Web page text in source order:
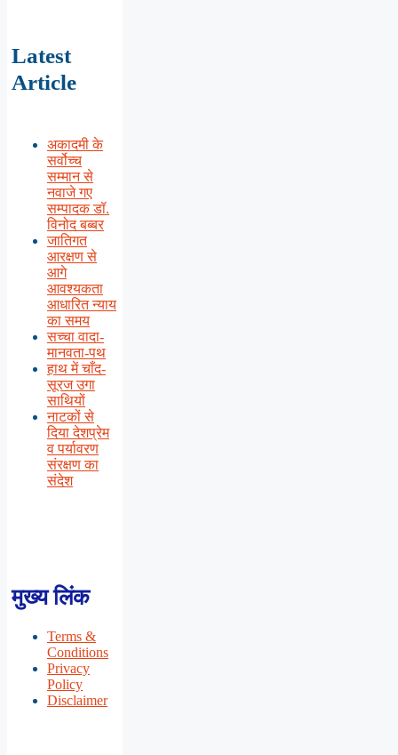
Latest
Article
अकादमी के
सर्वोच्च
सम्मान से
नवाजे गए
सम्पादक डॉ.
विनोद बब्बर
जातिगत
आरक्षण से
आगे
आवश्यकता
आधारित न्याय
का समय
सच्चा वादा-
मानवता-पथ
हाथ में चाँद-
सूरज उगा
साथियों
नाटकों से
दिया देशप्रेम
व पर्यावरण
संरक्षण का
संदेश
मुख्य लिंक
Terms &
Conditions
Privacy
Policy
Disclaimer